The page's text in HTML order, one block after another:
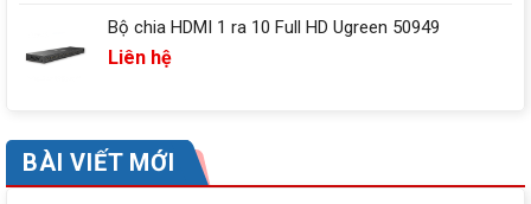
Bộ chia HDMI 1 ra 10 Full HD Ugreen 50949
Liên hệ
BÀI VIẾT MỚI